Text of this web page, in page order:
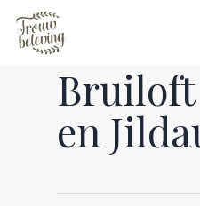
Hit enter to search or
en